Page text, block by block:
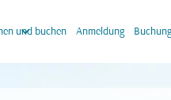
und buchen
keyboard_arrow_down Anmeldung